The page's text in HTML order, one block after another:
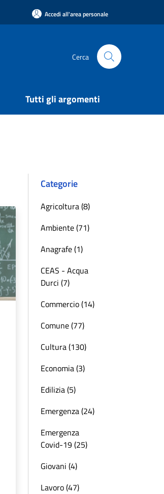
Accedi all'area personale
Cerca
Tutti gli argomenti
Categorie
Agricoltura (8)
Ambiente (71)
Anagrafe (1)
CEAS - Acqua
Durci (7)
Commercio (14)
Comune (77)
Cultura (130)
Economia (3)
Edilizia (5)
Emergenza (24)
Emergenza
Covid-19 (25)
Giovani (4)
Lavoro (47)